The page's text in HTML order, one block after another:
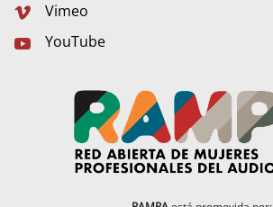
Vimeo
YouTube